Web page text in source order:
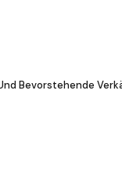
Bevorstehende